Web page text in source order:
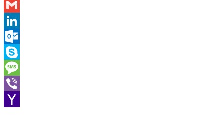
WhatsApp
Gmail
LinkedIn
Outlook.com
Skype
Message
Viber